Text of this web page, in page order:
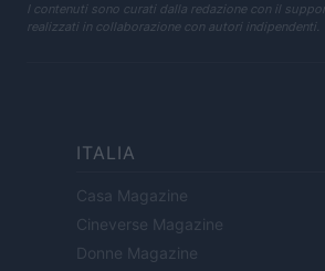
I contenuti sono curati dalla redazione con il
realizzati in collaborazione con autori indipendenti.
ITALIA
Casa Magazine
Cineverse Magazine
Donne Magazine